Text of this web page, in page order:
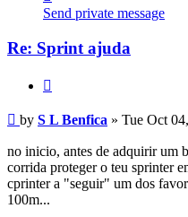
S
L
Benfica
Send private message
Re: Sprint ajuda
Post
by S L Benfica » Tue Oct
no inicio, antes de adquirir um
corrida proteger o teu sprinter
cprinter a "seguir" um dos
100m...